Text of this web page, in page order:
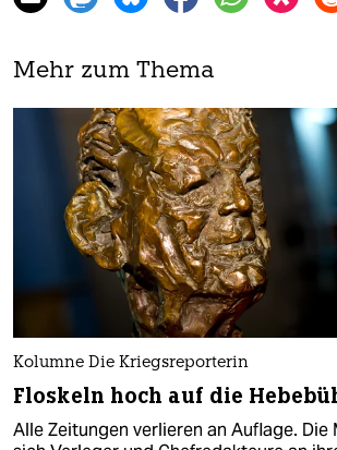
Mehr zum Thema
Kolumne Die Kriegsreporterin
Floskeln hoch auf die
Alle Zeitungen verlieren an Auflage.